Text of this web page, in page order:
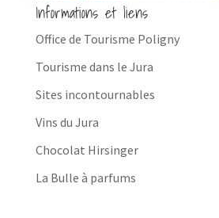
Informations et liens
Office de Tourisme Poligny
Tourisme dans le Jura
Sites incontournables
Vins du Jura
Chocolat Hirsinger
La Bulle à parfums